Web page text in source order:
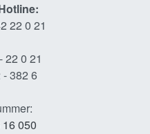
22 0 21
22 0 21
382 6
050